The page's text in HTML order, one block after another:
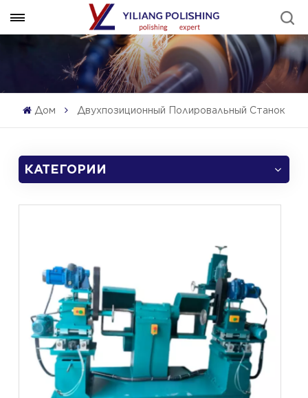
Дом Двухпозиционный Полировальный Станок
КАТЕГОРИИ